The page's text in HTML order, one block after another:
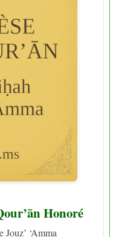
Honoré
Jouz’ ‘Amma